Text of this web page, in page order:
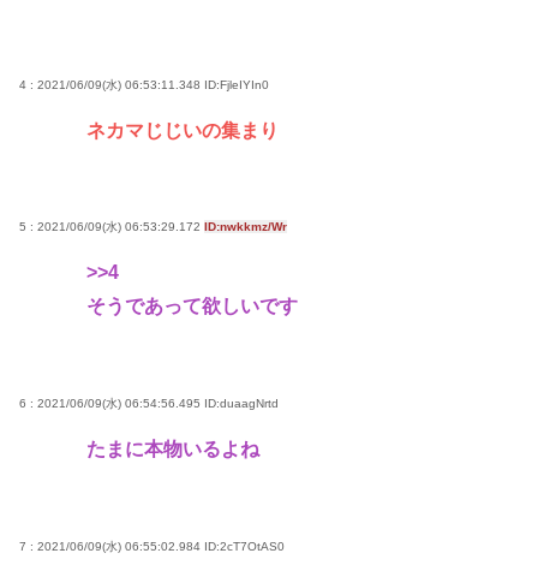
4 : 2021/06/09(水) 06:53:11.348 ID:FjleIYIn0
ネカマじじいの集まり
5 : 2021/06/09(水) 06:53:29.172 ID:nwkkmz/Wr
>>4
そうであって欲しいです
6 : 2021/06/09(水) 06:54:56.495 ID:duaagNrtd
たまに本物いるよね
7 : 2021/06/09(水) 06:55:02.984 ID:2cT7OtAS0